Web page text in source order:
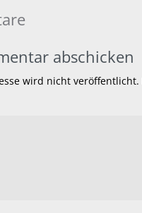
abschicken
wird nicht veröffentlicht.